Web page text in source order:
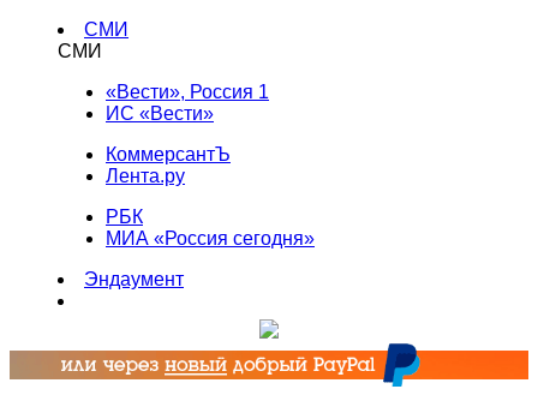
СМИ
СМИ
«Вести», Россия 1
ИС «Вести»
КоммерсантЪ
Лента.ру
РБК
МИА «Россия сегодня»
Эндаумент